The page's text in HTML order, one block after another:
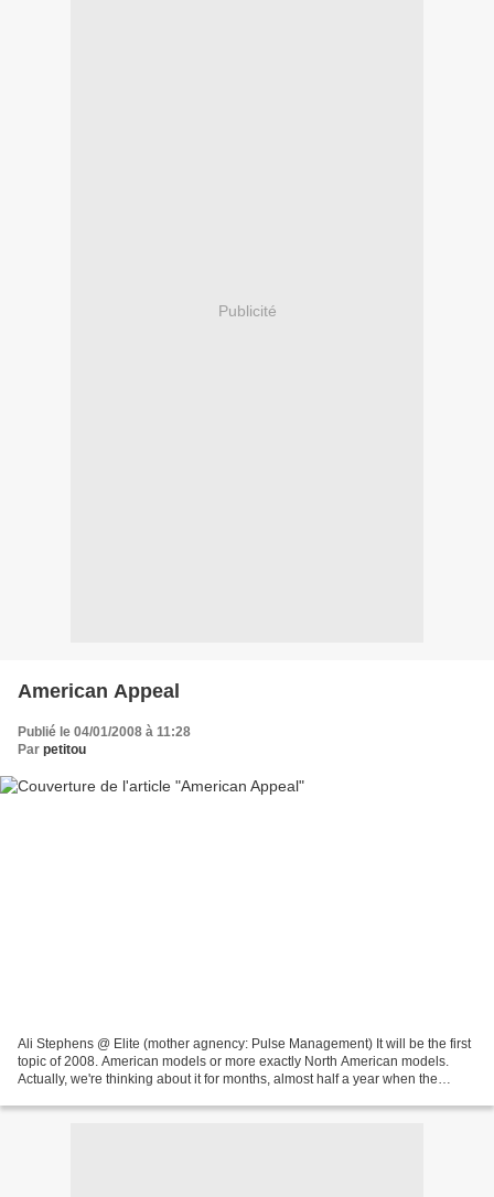
Publicité
American Appeal
Publié le 04/01/2008 à 11:28
Par petitou
Ali Stephens @ Elite (mother agnency: Pulse Management) It will be the first
topic of 2008. American models or more exactly North American models.
Actually, we're thinking about it for months, almost half a year when the